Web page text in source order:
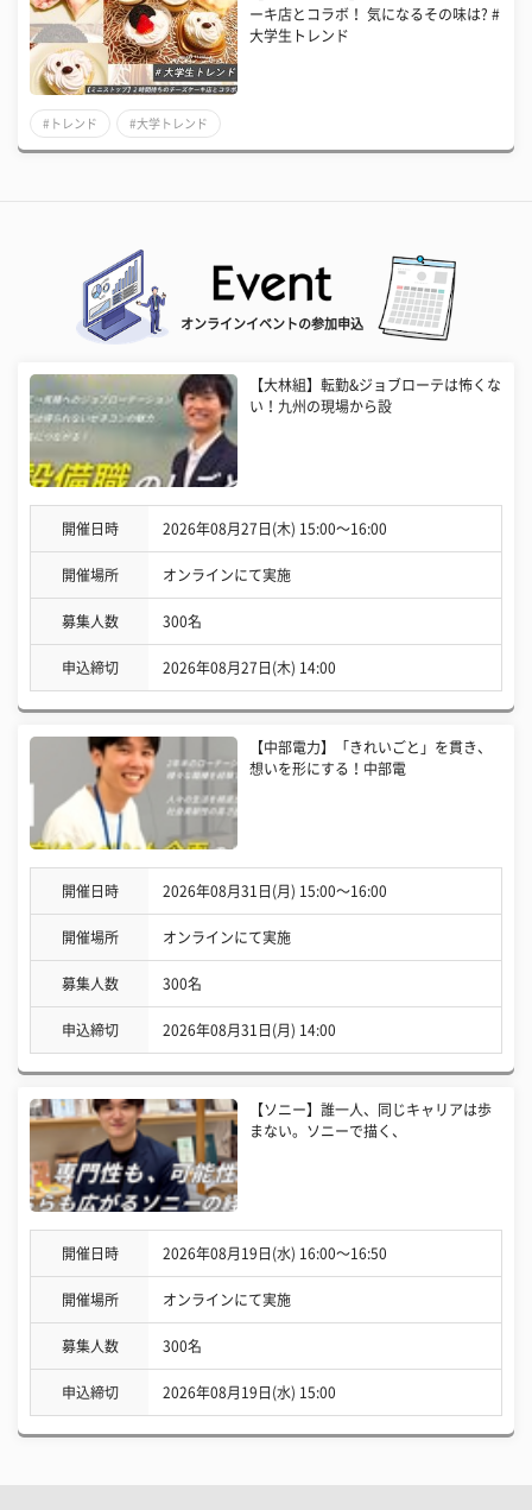
ーキ店とコラボ！ 気になるその味は? #
大学生トレンド
#トレンド #大学トレンド
オンラインイベントの参加申込
【大林組】転勤&ジョブローテは怖くな
い！九州の現場から設
開催日時 2026年08月27日(木) 15:00〜16:00
開催場所 オンラインにて実施
募集人数 300名
申込締切 2026年08月27日(木) 14:00
【中部電力】「きれいごと」を貫き、
想いを形にする！中部電
開催日時 2026年08月31日(月) 15:00〜16:00
開催場所 オンラインにて実施
募集人数 300名
申込締切 2026年08月31日(月) 14:00
【ソニー】誰一人、同じキャリアは歩
まない。ソニーで描く、
開催日時 2026年08月19日(水) 16:00〜16:50
開催場所 オンラインにて実施
募集人数 300名
申込締切 2026年08月19日(水) 15:00